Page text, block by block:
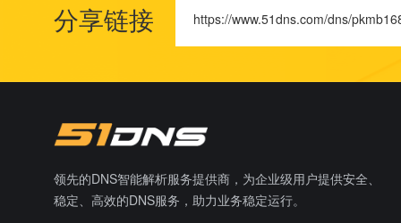
分享链接 https://www.51dns.com/dns/
领先的DNS智能解析服务提供商，为企业级用户提供安全、
稳定、高效的DNS服务，助力业务稳定运行。